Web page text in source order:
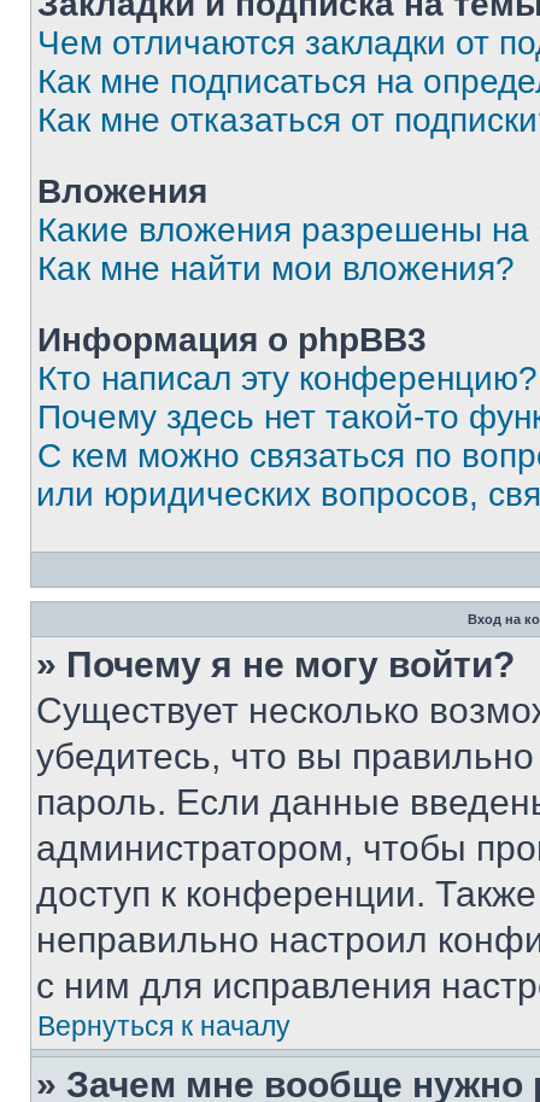
Чем отличаются закладки от
Как мне подписаться на
Как мне отказаться от
Вложения
Какие вложения разрешены
Как мне найти мои вложения?
Информация о phpBB3
Кто написал эту конференцию?
Почему здесь нет такой-то
С кем можно связаться по
или юридических вопросов,
Вход на
» Почему я не могу войти?
Существует несколько
убедитесь, что вы
пароль. Если данные
администратором, чтобы
доступ к конференции.
неправильно настроил
с ним для исправления
Вернуться к началу
» Зачем мне вообще нужно